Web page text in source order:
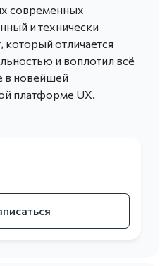
современных
и технически
отличается
и воплотил всё
в новейшей
платформе UX.